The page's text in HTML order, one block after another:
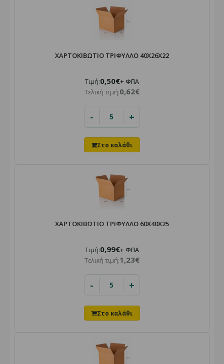
ΧΑΡΤΟΚΙΒΩΤΙΟ ΤΡΙΦΥΛΛΟ 40Χ26Χ22
Τιμή:0,50€+ ΦΠΑ
Τελική τιμή:0,62€
- +
ΧΑΡΤΟΚΙΒΩΤΙΟ ΤΡΙΦΥΛΛΟ 60Χ40Χ25
Τιμή:0,99€+ ΦΠΑ
Τελική τιμή:1,23€
- +